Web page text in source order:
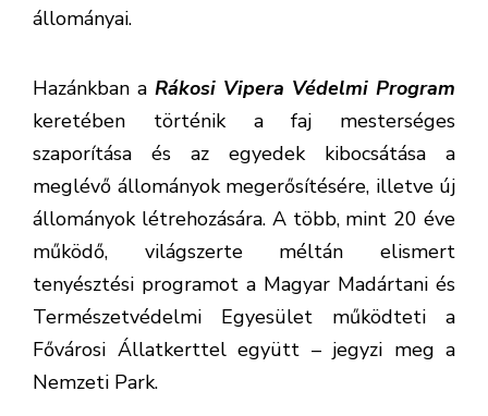
állományai.
Hazánkban a Rákosi Vipera Védelmi Program
keretében történik a faj mesterséges
szaporítása és az egyedek kibocsátása a
meglévő állományok megerősítésére, illetve új
állományok létrehozására. A több, mint 20 éve
működő, világszerte méltán elismert
tenyésztési programot a Magyar Madártani és
Természetvédelmi Egyesület működteti a
Fővárosi Állatkerttel együtt – jegyzi meg a
Nemzeti Park.